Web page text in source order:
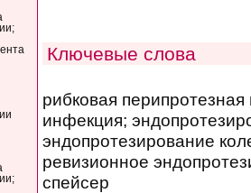
Ключевые слова
рибковая
инфекция;
эндопротезирование
ревизионное
спейсер